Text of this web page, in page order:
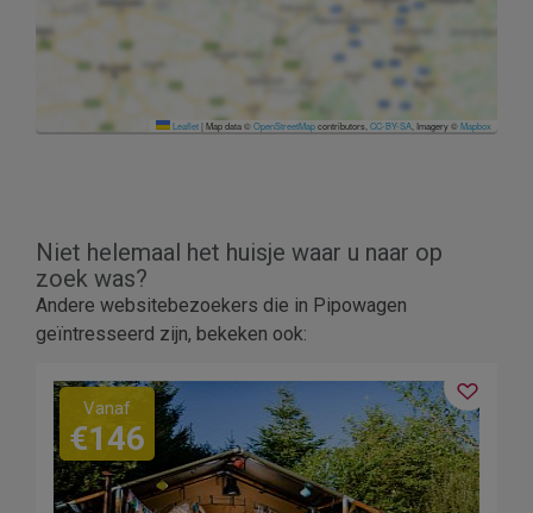
Leaflet|Map data ©OpenStreetMapcontributors,CC-BY-SA, Imagery ©Mapbox
Niet helemaal het huisje waar u naar op
zoek was?
Andere websitebezoekers die in Pipowagen
geïntresseerd zijn, bekeken ook:
Vanaf
€146